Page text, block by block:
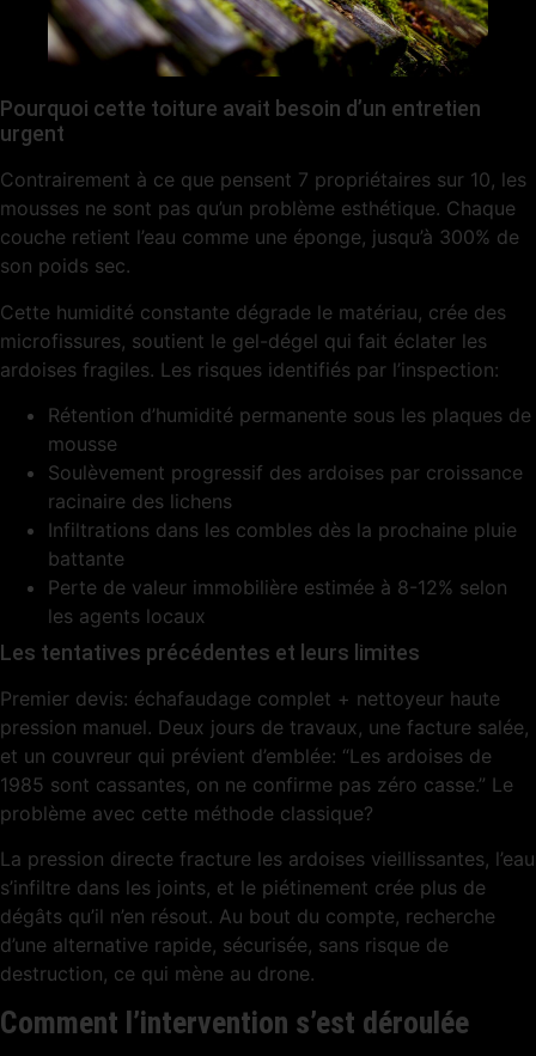
Pourquoi cette toiture avait besoin d’un entretien
urgent
Contrairement à ce que pensent 7 propriétaires sur 10, les
mousses ne sont pas qu’un problème esthétique. Chaque
couche retient l’eau comme une éponge, jusqu’à 300% de
son poids sec.
Cette humidité constante dégrade le matériau, crée des
microfissures, soutient le gel-dégel qui fait éclater les
ardoises fragiles. Les risques identifiés par l’inspection:
Rétention d’humidité permanente sous les plaques de
mousse
Soulèvement progressif des ardoises par croissance
racinaire des lichens
Infiltrations dans les combles dès la prochaine pluie
battante
Perte de valeur immobilière estimée à 8-12% selon
les agents locaux
Les tentatives précédentes et leurs limites
Premier devis: échafaudage complet + nettoyeur haute
pression manuel. Deux jours de travaux, une facture salée,
et un couvreur qui prévient d’emblée: “Les ardoises de
1985 sont cassantes, on ne confirme pas zéro casse.” Le
problème avec cette méthode classique?
La pression directe fracture les ardoises vieillissantes, l’eau
s’infiltre dans les joints, et le piétinement crée plus de
dégâts qu’il n’en résout. Au bout du compte, recherche
d’une alternative rapide, sécurisée, sans risque de
destruction, ce qui mène au drone.
Comment l’intervention s’est déroulée